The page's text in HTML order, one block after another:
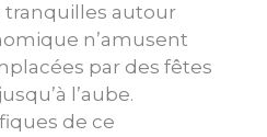
tranquilles autour
n’amusent
par des fêtes
l’aube.
de ce